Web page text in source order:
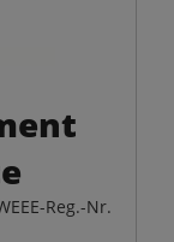
Reg.-Nr.